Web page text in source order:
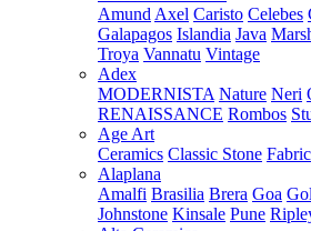
Amund Axel Caristo Celebes
Galapagos Islandia Java
Troya Vannatu Vintage
Adex
MODERNISTA Nature Neri
RENAISSANCE Rombos
Age Art
Ceramics Classic Stone Fabric
Alaplana
Amalfi Brasilia Brera Goa
Johnstone Kinsale Pune